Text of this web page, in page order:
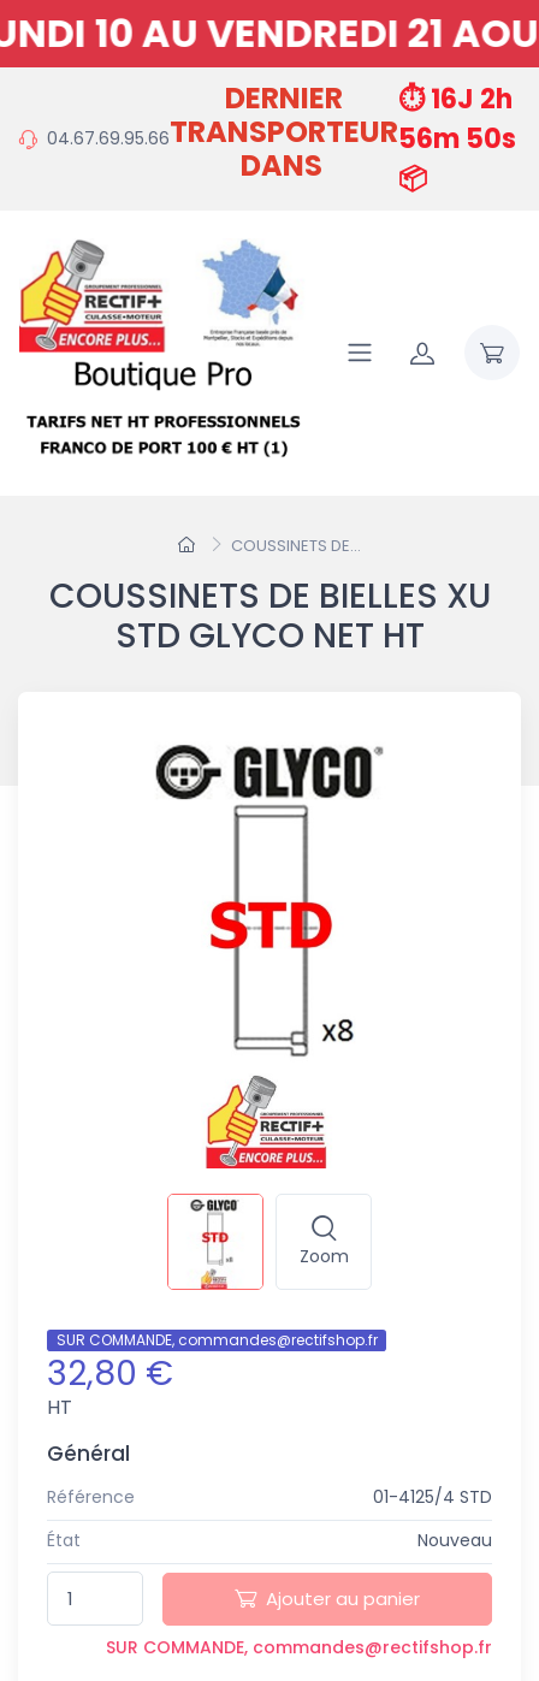
10 AU VENDREDI 21
04.67.69.95.66
DERNIER
TRANSPORTEUR
DANS
⏱️ 16J 2h
56m 50s
📦
COUSSINETS DE...
COUSSINETS DE BIELLES XU
STD GLYCO NET HT
Zoom
SUR COMMANDE, commandes@rectifshop.fr
32,80 €
HT
Général
Référence
01-4125/4 STD
État
Nouveau
Ajouter au panier
SUR COMMANDE, commandes@rectifshop.fr